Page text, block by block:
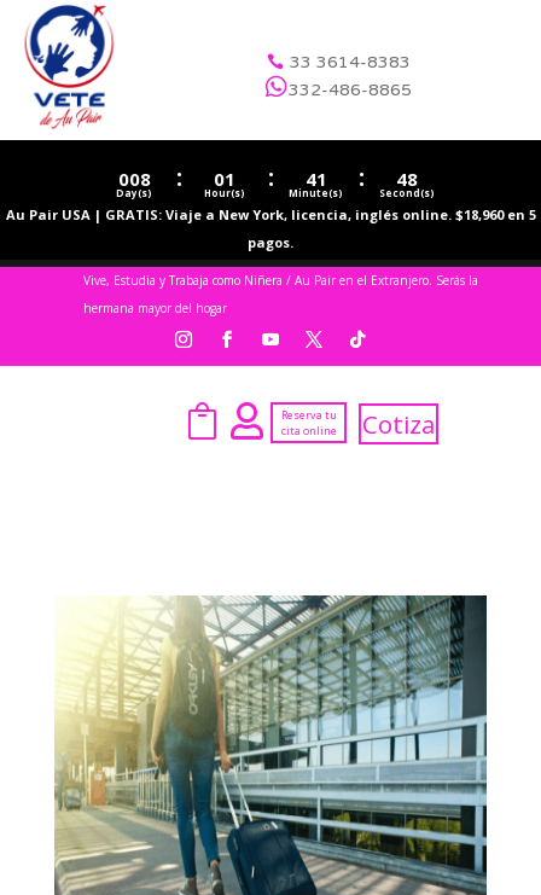
 33 3614-8383
332-486-8865

008
Day(s) : 01
Hour(s) : 41
Minute(s) : 48
Second(s)
Au Pair USA | GRATIS: Viaje a New York, licencia, inglés online. $18,960 en 5
pagos.
Vive, Estudia y Trabaja como Niñera / Au Pair en el Extranjero. Serás la
hermana mayor del hogar
 
Reserva tu
cita online
Cotiza